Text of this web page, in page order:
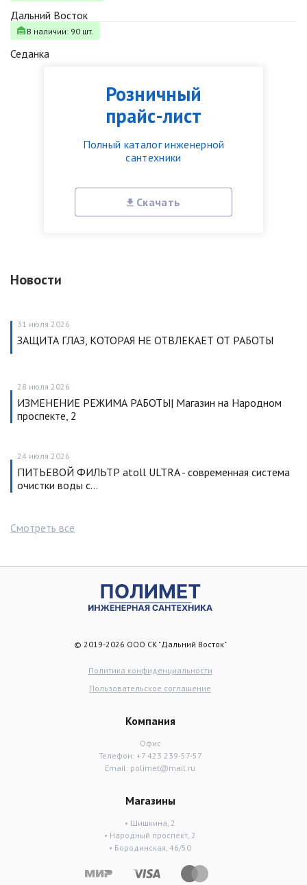
Розничный
прайс-лист
Полный каталог инженерной
сантехники
Скачать
Новости
31 июля 2026
ЗАЩИТА ГЛАЗ, КОТОРАЯ НЕ ОТВЛЕКАЕТ ОТ РАБОТЫ
28 июля 2026
ИЗМЕНЕНИЕ РЕЖИМА РАБОТЫ| Магазин на Народном
проспекте, 2
24 июля 2026
ПИТЬЕВОЙ ФИЛЬТР atoll ULTRA - современная система
очистки воды с…
Смотреть все
Дальний Восток
В наличии: 90 шт.
Седанка
© 2019-2026 ООО СК "Дальний Восток"
Политика конфиденциальности
Пользовательское соглашение
Компания
Офис
Телефон: +7 423 239-57-57
Email: polimet@mail.ru
Магазины
• Шишкина, 2
• Народный проспект, 2
• Бородинская, 46/50